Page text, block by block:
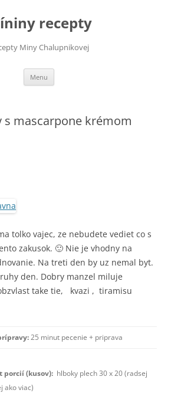
recepty
Miny Chalupnikovej
Menu
s mascarpone krémom
tolko vajec, ze nebudete vediet co s
zakusok. 🙂 Nie je vhodny na
Na treti den by uz nemal byt.
den. Dobry manzel miluje
take tie, kvazi , tiramisu
25 minut pecenie + priprava
porcií (kusov): hlboky plech 30 x 20 (radsej
ako viac)